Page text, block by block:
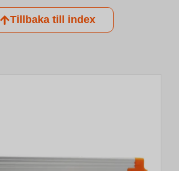
Tillbaka till index